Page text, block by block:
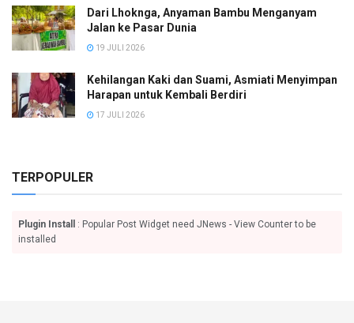
Dari Lhoknga, Anyaman Bambu Menganyam
Jalan ke Pasar Dunia
19 JULI 2026
Kehilangan Kaki dan Suami, Asmiati Menyimpan
Harapan untuk Kembali Berdiri
17 JULI 2026
TERPOPULER
Plugin Install
: Popular Post Widget need JNews - View Counter to be
installed